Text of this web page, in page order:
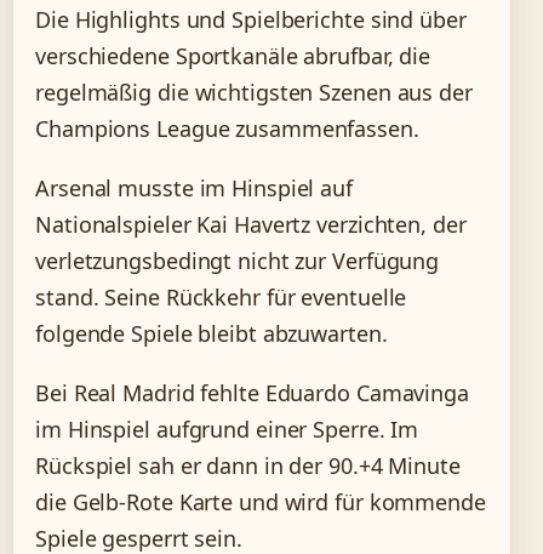
Die Highlights und Spielberichte sind über
verschiedene Sportkanäle abrufbar, die
regelmäßig die wichtigsten Szenen aus der
Champions League zusammenfassen.
Arsenal musste im Hinspiel auf
Nationalspieler Kai Havertz verzichten, der
verletzungsbedingt nicht zur Verfügung
stand. Seine Rückkehr für eventuelle
folgende Spiele bleibt abzuwarten.
Bei Real Madrid fehlte Eduardo Camavinga
im Hinspiel aufgrund einer Sperre. Im
Rückspiel sah er dann in der 90.+4 Minute
die Gelb-Rote Karte und wird für kommende
Spiele gesperrt sein.